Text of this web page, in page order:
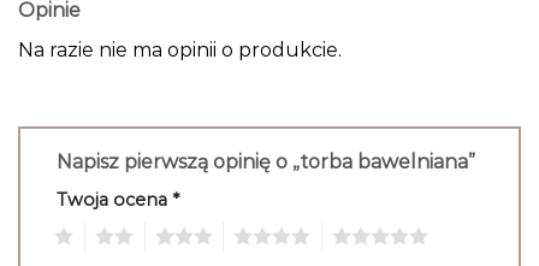
Opinie
Na razie nie ma opinii o produkcie.
Napisz pierwszą opinię o „torba bawelniana”
Twoja ocena *